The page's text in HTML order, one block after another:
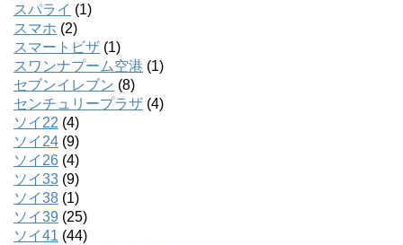
スパライ (1)
スマホ (2)
スマートビザ (1)
スワンナプーム空港 (1)
セブンイレブン (8)
センチュリープラザ (4)
ソイ22 (4)
ソイ24 (9)
ソイ26 (4)
ソイ33 (9)
ソイ38 (1)
ソイ39 (25)
ソイ41 (44)